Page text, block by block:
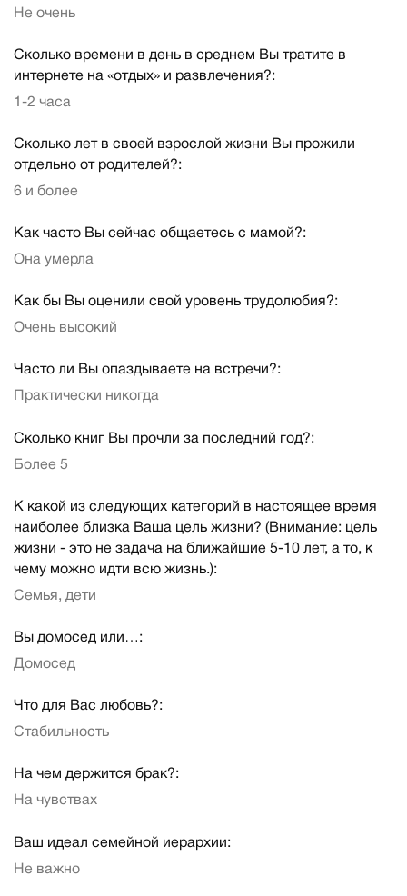
Не очень
Сколько времени в день в среднем Вы тратите в
интернете на «отдых» и развлечения?:
1-2 часа
Сколько лет в своей взрослой жизни Вы прожили
отдельно от родителей?:
6 и более
Как часто Вы сейчас общаетесь с мамой?:
Она умерла
Как бы Вы оценили свой уровень трудолюбия?:
Очень высокий
Часто ли Вы опаздываете на встречи?:
Практически никогда
Сколько книг Вы прочли за последний год?:
Более 5
К какой из следующих категорий в настоящее время
наиболее близка Ваша цель жизни? (Внимание: цель
жизни - это не задача на ближайшие 5-10 лет, а то, к
чему можно идти всю жизнь.):
Семья, дети
Вы домосед или…:
Домосед
Что для Вас любовь?:
Стабильность
На чем держится брак?:
На чувствах
Ваш идеал семейной иерархии:
Не важно